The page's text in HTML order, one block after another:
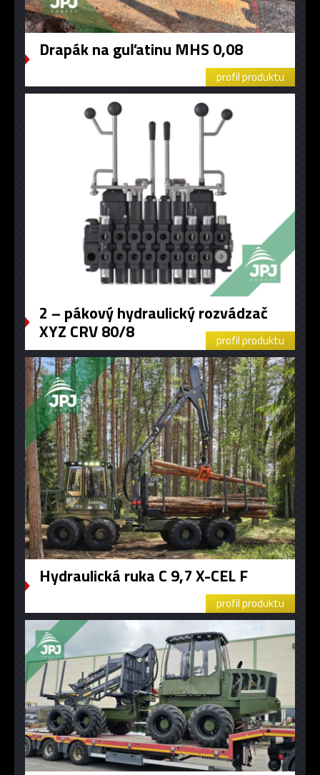
Drapák na guľatinu MHS 0,08
profil produktu
2 – pákový hydraulický rozvádzač
XYZ CRV 80/8 profil produktu
Hydraulická ruka C 9,7 X-CEL F
profil produktu